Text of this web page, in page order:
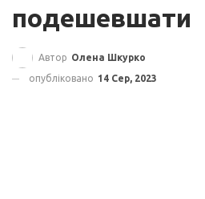
подешевшати
Автор Олена Шкурко
опубліковано 14 Сер, 2023